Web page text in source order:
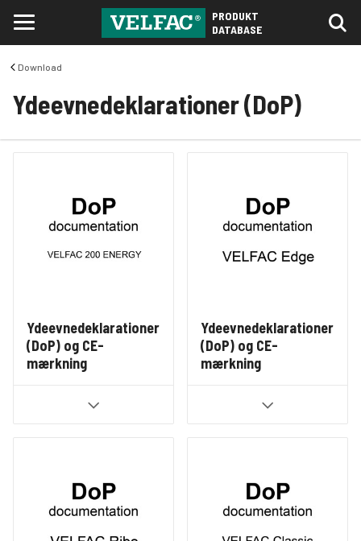
PRODUKT
DATABASE
Download
Ydeevnedeklarationer (DoP)
Ydeevnedeklarationer
(DoP) og CE-
mærkning
Ydeevnedeklarationer
(DoP) og CE-
mærkning